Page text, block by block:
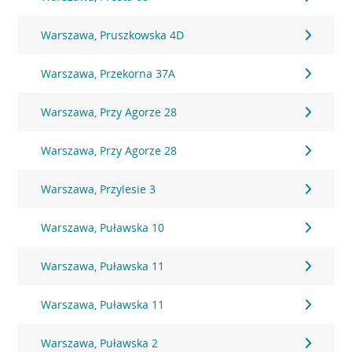
Warszawa, Pruszkowska 4D
Warszawa, Przekorna 37A
Warszawa, Przy Agorze 28
Warszawa, Przy Agorze 28
Warszawa, Przylesie 3
Warszawa, Puławska 10
Warszawa, Puławska 11
Warszawa, Puławska 11
Warszawa, Puławska 2